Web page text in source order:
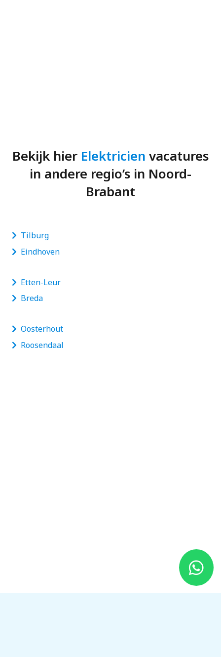
Bekijk hier Elektricien vacatures
in andere regio’s in Noord-
Brabant
Tilburg
Eindhoven
Etten-Leur
Breda
Oosterhout
Roosendaal